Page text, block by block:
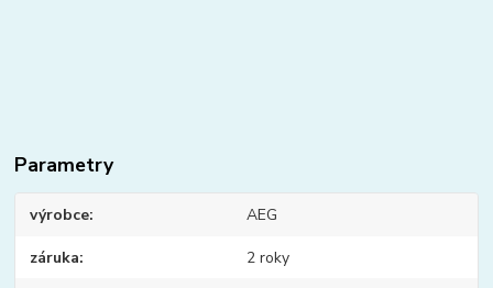
Parametry
výrobce AEG
záruka 2 roky